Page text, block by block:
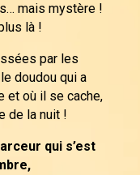
mais mystère !
là !
par les
doudou qui a
et où il se cache,
de la nuit !
qui s’est